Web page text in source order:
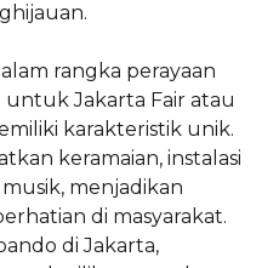
rangka perayaan
Jakarta Fair atau
karakteristik unik.
keramaian, instalasi
menjadikan
di masyarakat.
di Jakarta,